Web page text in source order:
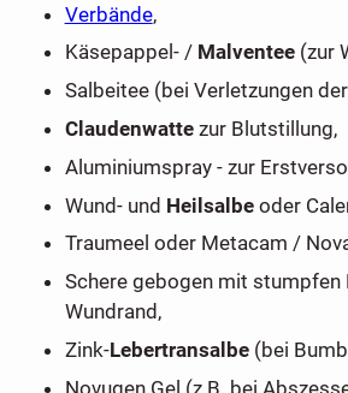
Verbände,
Käsepappel- / Malventee(zur
Salbeitee (bei Verletzungen
Claudenwattezur Blutstillung,
Aluminiumspray - zur
Wund- und Heilsalbeoder
Traumeel oder Metacam /
Schere gebogen mit stumpfen
Wundrand,
Zink-Lebertransalbe(bei
Novugen Gel (z.B. bei